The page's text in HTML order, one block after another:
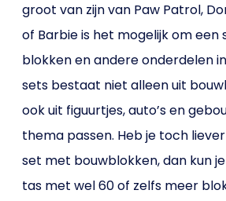
groot van zijn van Paw Patrol,
of Barbie is het mogelijk om
blokken en andere onderdelen
sets bestaat niet alleen uit
ook uit figuurtjes, auto’s en
thema passen. Heb je toch
set met bouwblokken, dan kun
tas met wel 60 of zelfs meer